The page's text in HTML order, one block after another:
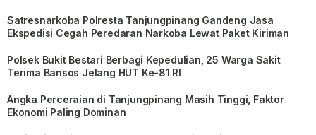
Satresnarkoba Polresta Tanjungpinang Gandeng Jasa
Ekspedisi Cegah Peredaran Narkoba Lewat Paket Kiriman
Polsek Bukit Bestari Berbagi Kepedulian, 25 Warga Sakit
Terima Bansos Jelang HUT Ke-81 RI
Angka Perceraian di Tanjungpinang Masih Tinggi, Faktor
Ekonomi Paling Dominan